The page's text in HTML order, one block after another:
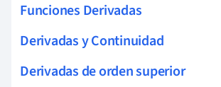
Funciones Derivadas
Derivadas y Continuidad
Derivadas de orden superior